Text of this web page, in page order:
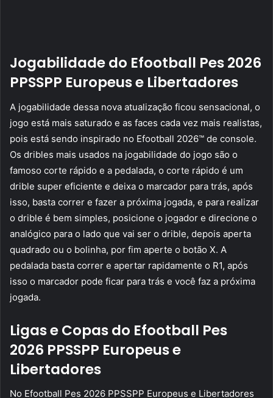
Jogabilidade do Efootball Pes 2026
PPSSPP Europeus e Libertadores
A jogabilidade dessa nova atualização ficou sensacional, o
jogo está mais saturado e as faces cada vez mais realistas,
pois está sendo inspirado no Efootball 2026™ de console.
Os dribles mais usados na jogabilidade do jogo são o
famoso corte rápido e a pedalada, o corte rápido é um
drible super eficiente e deixa o marcador para trás, após
isso, basta correr e fazer a próxima jogada, e para realizar
o drible é bem simples, posicione o jogador e direcione o
analógico para o lado que vai ser o drible, depois aperta
quadrado ou o bolinha, por fim aperte o botão X. A
pedalada basta correr e apertar rapidamente o R1, após
isso o marcador pode ficar para trás e você faz a próxima
jogada.
Ligas e Copas do Efootball Pes
2026 PPSSPP Europeus e
Libertadores
No Efootball Pes 2026 PPSSPP Europeus e Libertadores